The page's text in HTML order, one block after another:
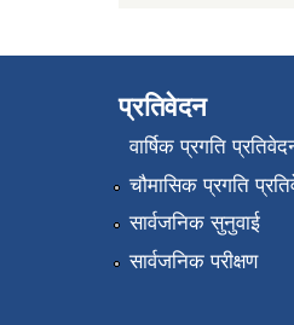
प्रतिवेदन
वार्षिक प्रगति
चौमासिक प्रगति
सार्वजनिक सुनुवाई
सार्वजनिक परीक्षण